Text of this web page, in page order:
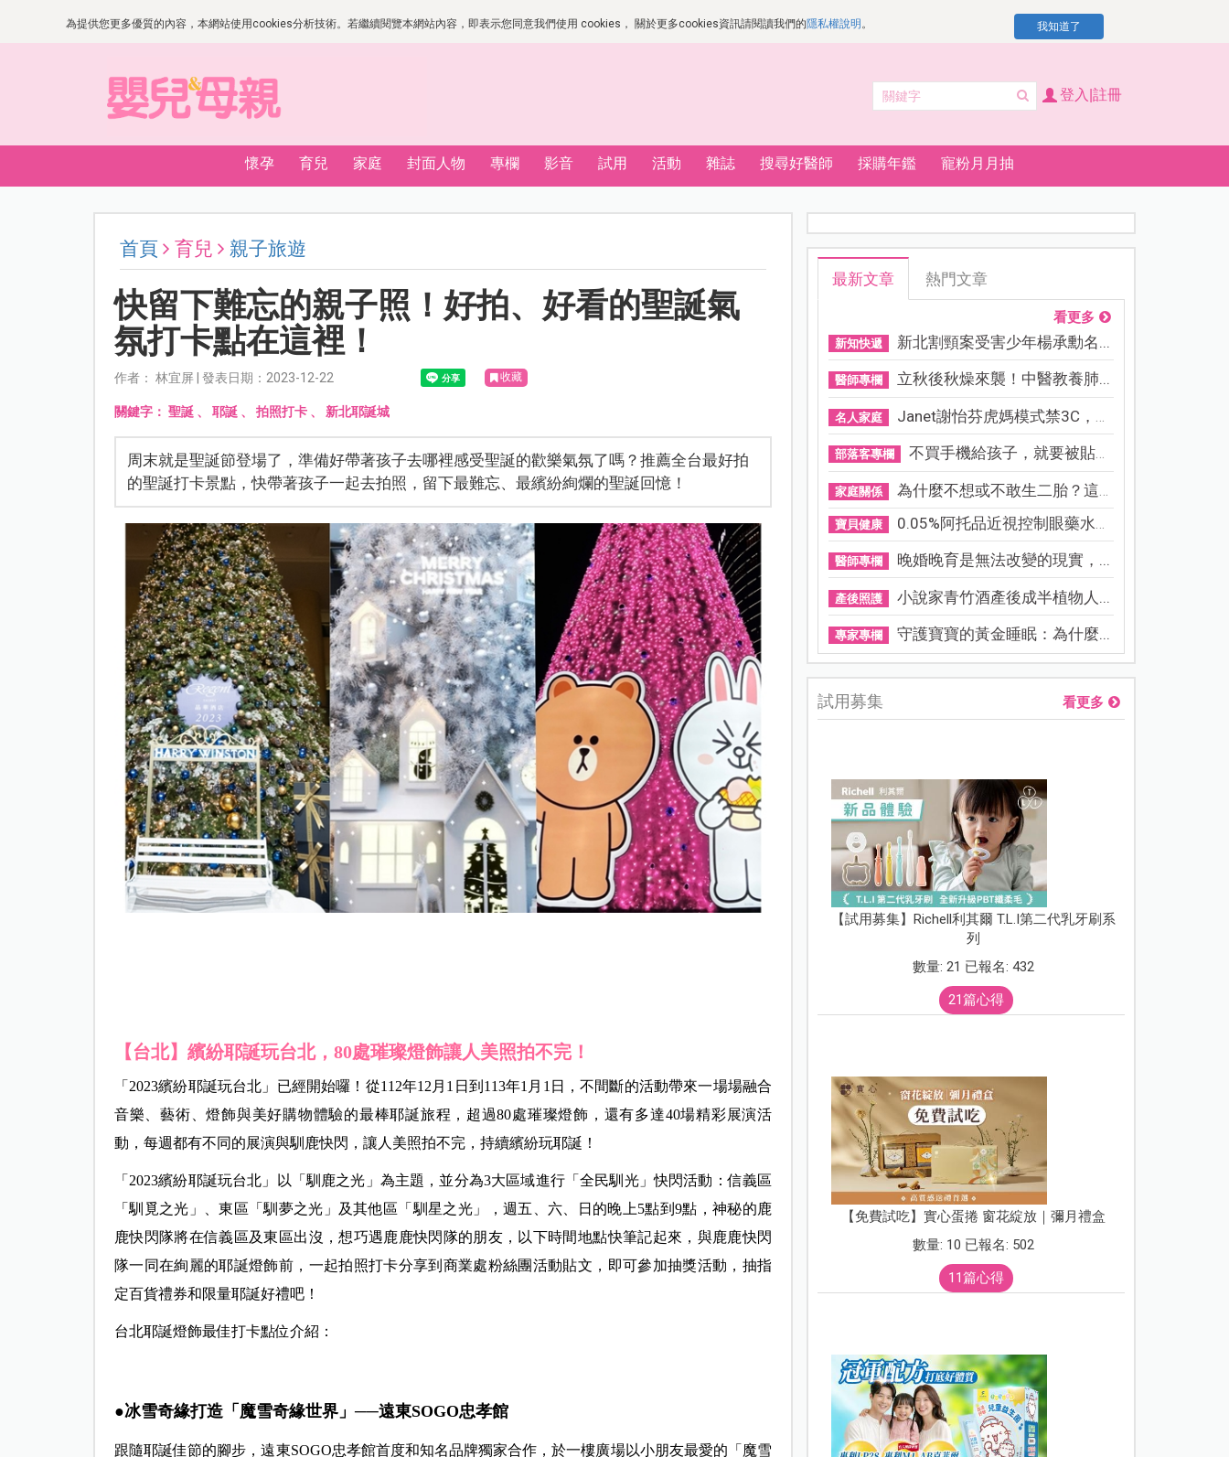
為提供您更多優質的內容，本網站使用cookies分析技術。若繼續閱覽本網站內容，即表示您同意我們使用 cookies， 關於更多cookies資訊請閱讀我們的隱私權說明 。 我知道了
登入|註冊
懷孕 育兒 家庭 封面人物 專欄 影音 試用 活動 雜誌 搜尋好醫師 採購年鑑 寵粉月月抽
首頁 育兒 親子旅遊
快留下難忘的親子照！好拍、好看的聖誕氣
氛打卡點在這裡！
作者： 林宜屏 | 發表日期：2023-12-22 收藏
關鍵字： 聖誕、 耶誕、 拍照打卡、 新北耶誕城
周末就是聖誕節登場了，準備好帶著孩子去哪裡感受聖誕的歡樂氣氛了嗎？推薦全台最好拍
的聖誕打卡景點，快帶著孩子一起去拍照，留下最難忘、最繽紛絢爛的聖誕回憶！
【台北】繽紛耶誕玩台北，80處璀璨燈飾讓人美照拍不完！
「2023繽紛耶誕玩台北」已經開始囉！從112年12月1日到113年1月1日，不間斷的活動帶來一場場融合
音樂、藝術、燈飾與美好購物體驗的最棒耶誕旅程，超過80處璀璨燈飾，還有多達40場精彩展演活
動，每週都有不同的展演與馴鹿快閃，讓人美照拍不完，持續繽紛玩耶誕！
「2023繽紛耶誕玩台北」以「馴鹿之光」為主題，並分為3大區域進行「全民馴光」快閃活動：信義區
「馴覓之光」、東區「馴夢之光」及其他區「馴星之光」，週五、六、日的晚上5點到9點，神秘的鹿
鹿快閃隊將在信義區及東區出沒，想巧遇鹿鹿快閃隊的朋友，以下時間地點快筆記起來，與鹿鹿快閃
隊一同在絢麗的耶誕燈飾前，一起拍照打卡分享到商業處粉絲團活動貼文，即可參加抽獎活動，抽指
定百貨禮券和限量耶誕好禮吧！
台北耶誕燈飾最佳打卡點位介紹：
●冰雪奇緣打造「魔雪奇緣世界」──遠東SOGO忠孝館
跟隨耶誕佳節的腳步，遠東SOGO忠孝館首度和知名品牌獨家合作，於一樓廣場以小朋友最愛的「魔雪
最新文章 熱門文章
看更多
新知快遞 新北割頸案受害少年楊承勳名...
醫師專欄 立秋後秋燥來襲！中醫教養肺...
名人家庭 Janet謝怡芬虎媽模式禁3C，看...
部落客專欄 不買手機給孩子，就要被貼「...
家庭關係 為什麼不想或不敢生二胎？這8...
寶貝健康 0.05%阿托品近視控制眼藥水納...
醫師專欄 晚婚晚育是無法改變的現實，...
產後照護 小說家青竹酒產後成半植物人...
專家專欄 守護寶寶的黃金睡眠：為什麼...
試用募集 看更多
【試用募集】Richell利其爾 T.L.I第二代乳牙刷系
列
數量: 21 已報名: 432
21篇心得
【免費試吃】實心蛋捲 窗花綻放｜彌月禮盒
數量: 10 已報名: 502
11篇心得